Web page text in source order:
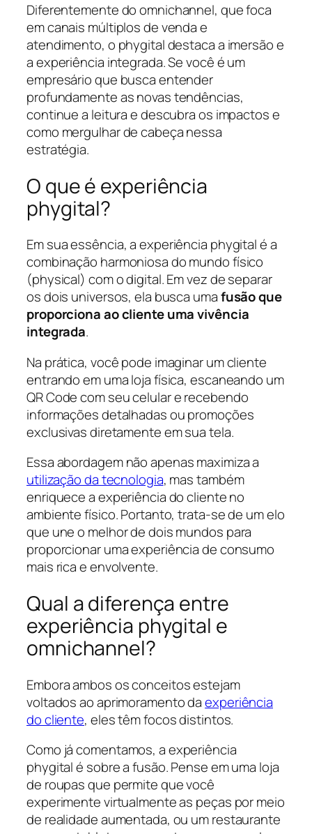
Diferentemente do omnichannel, que foca
em canais múltiplos de venda e
atendimento, o phygital destaca a imersão e
a experiência integrada. Se você é um
empresário que busca entender
profundamente as novas tendências,
continue a leitura e descubra os impactos e
como mergulhar de cabeça nessa
estratégia.
O que é experiência
phygital?
Em sua essência, a experiência phygital é a
combinação harmoniosa do mundo físico
(physical) com o digital. Em vez de separar
os dois universos, ela busca umafusão que
proporciona ao cliente uma vivência
integrada.
Na prática, você pode imaginar um cliente
entrando em uma loja física, escaneando um
QR Code com seu celular e recebendo
informações detalhadas ou promoções
exclusivas diretamente em sua tela.
Essa abordagem não apenas maximiza a
utilização da tecnologia, mas também
enriquece a experiência do cliente no
ambiente físico. Portanto, trata-se de um elo
que une o melhor de dois mundos para
proporcionar uma experiência de consumo
mais rica e envolvente.
Qual a diferença entre
experiência phygital e
omnichannel?
Embora ambos os conceitos estejam
voltados ao aprimoramento daexperiência
do cliente, eles têm focos distintos.
Como já comentamos, a experiência
phygital é sobre a fusão. Pense em uma loja
de roupas que permite que você
experimente virtualmente as peças por meio
de realidade aumentada, ou um restaurante